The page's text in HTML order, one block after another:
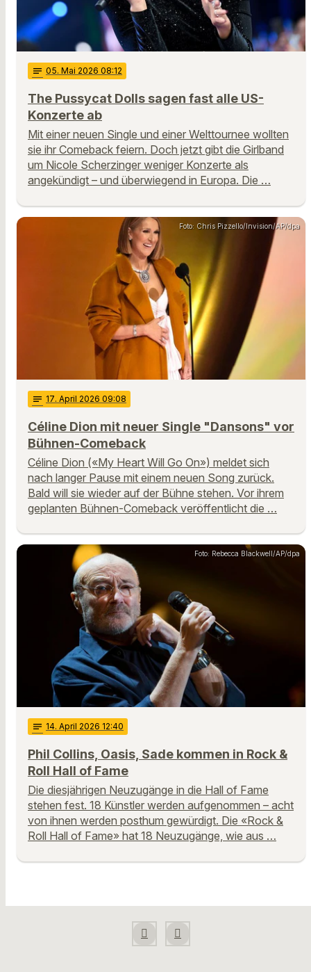
notes 05. Mai 2026 08:12
The Pussycat Dolls sagen fast alle US-
Konzerte ab
Mit einer neuen Single und einer Welttournee wollten
sie ihr Comeback feiern. Doch jetzt gibt die Girlband
um Nicole Scherzinger weniger Konzerte als
angekündigt – und überwiegend in Europa. Die …
Foto: Chris Pizzello/Invision/AP/dpa
notes 17. April 2026 09:08
Céline Dion mit neuer Single "Dansons" vor
Bühnen-Comeback
Céline Dion («My Heart Will Go On») meldet sich
nach langer Pause mit einem neuen Song zurück.
Bald will sie wieder auf der Bühne stehen. Vor ihrem
geplanten Bühnen-Comeback veröffentlicht die …
Foto: Rebecca Blackwell/AP/dpa
notes 14. April 2026 12:40
Phil Collins, Oasis, Sade kommen in Rock &
Roll Hall of Fame
Die diesjährigen Neuzugänge in die Hall of Fame
stehen fest. 18 Künstler werden aufgenommen – acht
von ihnen werden posthum gewürdigt. Die «Rock &
Roll Hall of Fame» hat 18 Neuzugänge, wie aus …